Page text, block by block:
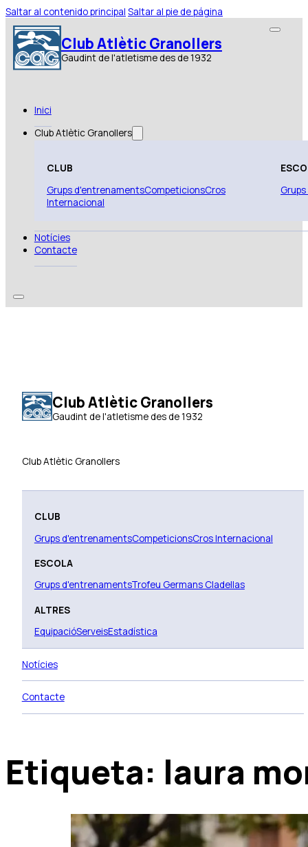
Saltar al contenido principal Saltar al pie de página
Club Atlètic Granollers
Gaudint de l'atletisme des de 1932
Inici
Club Atlètic Granollers
CLUB
Grups d'entrenamentsCompeticionsCros
Internacional
Notícies
Contacte
Club Atlètic Granollers
Gaudint de l'atletisme des de 1932
Club Atlètic Granollers
CLUB
Grups d'entrenamentsCompeticionsCros Internacional
ESCOLA
Grups d'entrenamentsTrofeu Germans Cladellas
ALTRES
EquipacióServeisEstadística
Notícies
Contacte
Etiqueta: laura